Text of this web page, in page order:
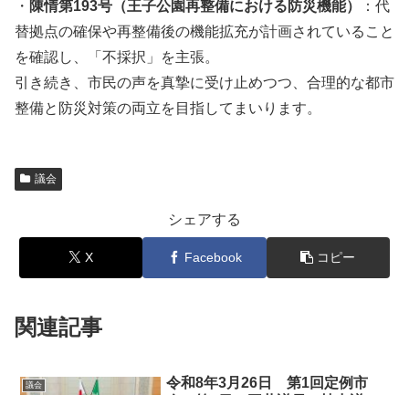
・ 陳情第193号（王子公園再整備における防災機能）
：代
替拠点の確保や再整備後の機能拡充が計画されていること
を確認し、「不採択」を主張。
引き続き、市民の声を真摯に受け止めつつ、合理的な都市
整備と防災対策の両立を目指してまいります。
議会
シェアする
X Facebook コピー
関連記事
議会
令和8年3月26日 第1回定例市